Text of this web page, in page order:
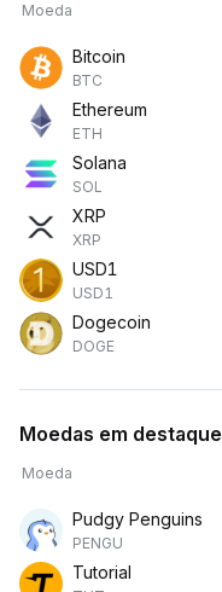
Moeda
Bitcoin
BTC
Ethereum
ETH
Solana
SOL
XRP
XRP
USD1
USD1
Dogecoin
DOGE
Moedas em destaque
Moeda
Pudgy Penguins
PENGU
Tutorial